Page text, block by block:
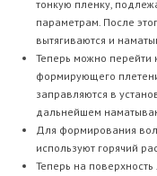
тонкую пленку,
параметрам. После
вытягиваются и
Теперь можно перейти
формирующего
заправляются в
дальнейшем
Для формирования
используют горячий
Теперь на